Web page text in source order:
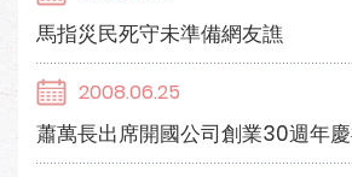
馬指災民死守未準備網友譙
2008.06.25
蕭萬長出席開國公司創業30週年